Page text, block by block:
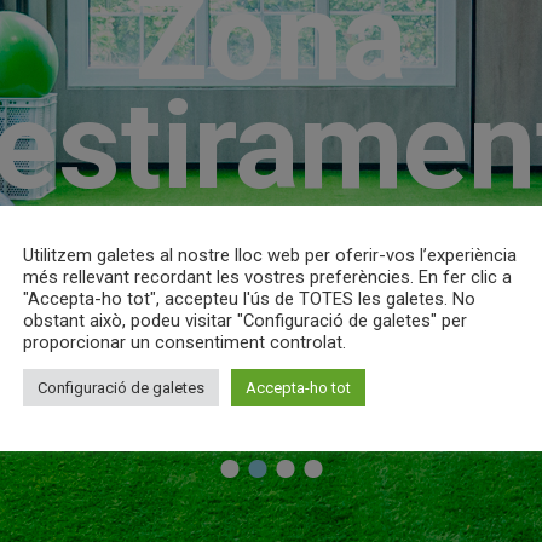
Utilitzem galetes al nostre lloc web per oferir-vos l’experiència
més rellevant recordant les vostres preferències. En fer clic a
"Accepta-ho tot", accepteu l'ús de TOTES les galetes. No
obstant això, podeu visitar "Configuració de galetes" per
proporcionar un consentiment controlat.
Configuració de galetes Accepta-ho tot